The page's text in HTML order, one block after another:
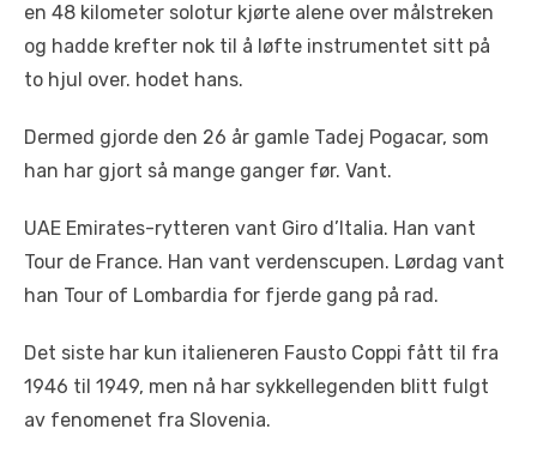
en 48 kilometer solotur kjørte alene over målstreken
og hadde krefter nok til å løfte instrumentet sitt på
to hjul over. hodet hans.
Dermed gjorde den 26 år gamle Tadej Pogacar, som
han har gjort så mange ganger før. Vant.
UAE Emirates-rytteren vant Giro d’Italia. Han vant
Tour de France. Han vant verdenscupen. Lørdag vant
han Tour of Lombardia for fjerde gang på rad.
Det siste har kun italieneren Fausto Coppi fått til fra
1946 til 1949, men nå har sykkellegenden blitt fulgt
av fenomenet fra Slovenia.